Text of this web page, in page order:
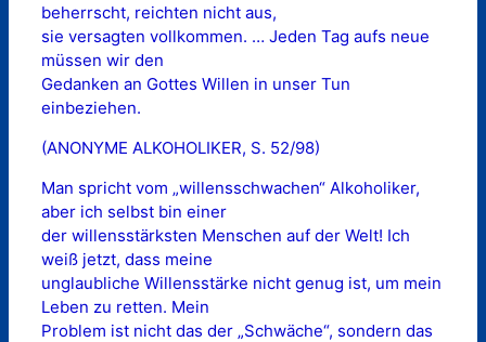
beherrscht, reichten nicht aus,
sie versagten vollkommen. … Jeden Tag aufs neue
müssen wir den
Gedanken an Gottes Willen in unser Tun
einbeziehen.
(ANONYME ALKOHOLIKER, S. 52/98)
Man spricht vom „willensschwachen“ Alkoholiker,
aber ich selbst bin einer
der willensstärksten Menschen auf der Welt! Ich
weiß jetzt, dass meine
unglaubliche Willensstärke nicht genug ist, um mein
Leben zu retten. Mein
Problem ist nicht das der „Schwäche“, sondern das